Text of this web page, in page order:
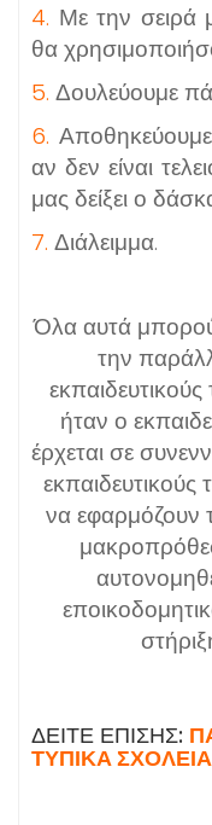
4. Με την σειρά
θα
5. Δουλεύουμε
6.
αν δεν είναι
μας δείξει ο
7. Διάλειμμα.
Όλα αυτά
την
ήταν ο
έρχεται σε
να εφαρμόζουν
ΔΕΙΤΕ ΕΠΙΣΗΣ:
ΤΥΠΙΚΑ ΣΧΟΛΕΙΑ